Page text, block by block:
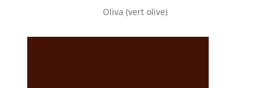
Oliva (vert olive)